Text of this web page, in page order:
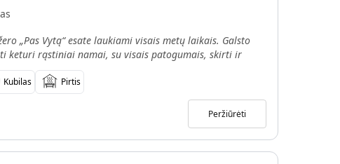
„Pas Vytą“ esate laukiami visais metų laikais. Galsto
keturi rąstiniai namai, su visais patogumais, skirti ir
Kubilas Pirtis
Peržiūrėti